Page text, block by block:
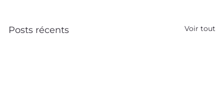
Posts récents Voir tout